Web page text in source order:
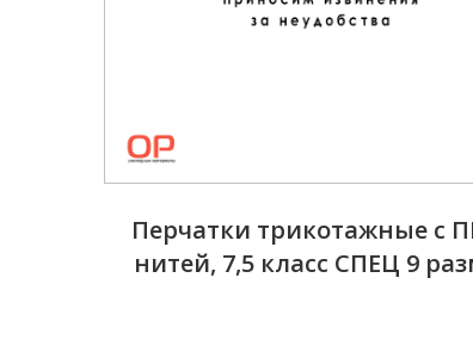
Перчатки трикотажные с
нитей, 7,5 класс СПЕЦ 9